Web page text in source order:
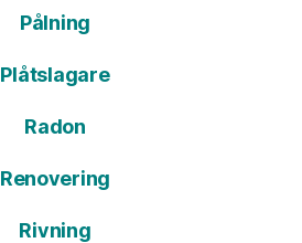
Pålning
Plåtslagare
Radon
Renovering
Rivning